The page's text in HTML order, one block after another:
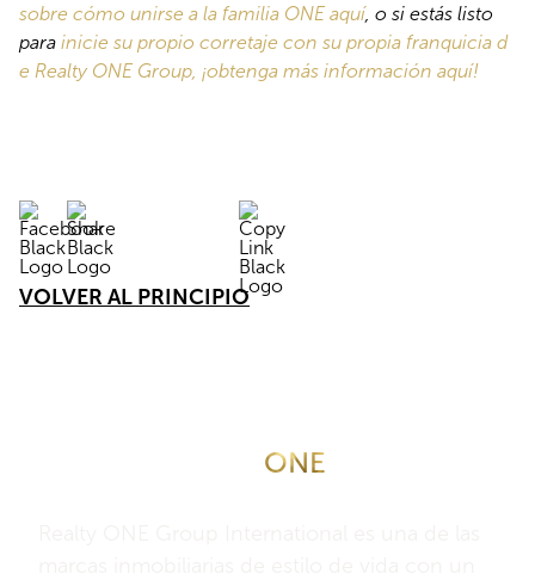
sobre cómo unirse a la familia ONE aquí, o si estás listo
para inicie su propio corretaje con su propia franquicia d
e Realty ONE Group, ¡obtenga más información aquí!
VOLVER AL PRINCIPIO
ONE